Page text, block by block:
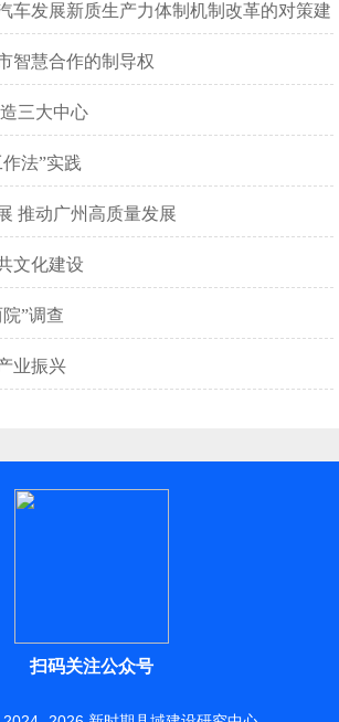
车发展新质生产力体制机制改革的对策建
为例
智慧合作的制导权
三大中心
法”实践
推动广州高质量发展
文化建设
”调查
业振兴
扫码关注公众号